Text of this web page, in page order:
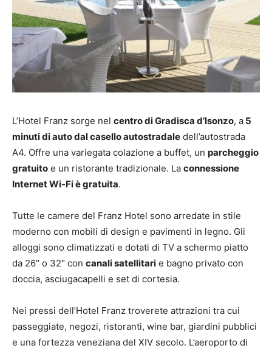
L’Hotel Franz sorge nel centro di Gradisca d’Isonzo, a 5
minuti di auto dal casello autostradale dell’autostrada
A4. Offre una variegata colazione a buffet, un parcheggio
gratuito e un ristorante tradizionale. La connessione
Internet Wi-Fi è gratuita.
Tutte le camere del Franz Hotel sono arredate in stile
moderno con mobili di design e pavimenti in legno. Gli
alloggi sono climatizzati e dotati di TV a schermo piatto
da 26″ o 32″ con canali satellitari e bagno privato con
doccia, asciugacapelli e set di cortesia.
Nei pressi dell’Hotel Franz troverete attrazioni tra cui
passeggiate, negozi, ristoranti, wine bar, giardini pubblici
e una fortezza veneziana del XIV secolo. L’aeroporto di